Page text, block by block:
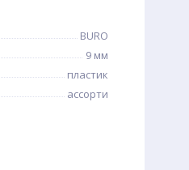
BURO
9 мм
пластик
ассорти